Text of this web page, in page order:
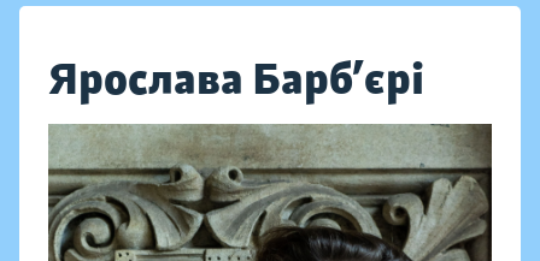
Ярослава Барб’єрі